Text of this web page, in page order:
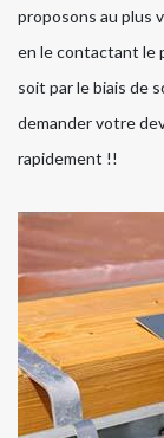
proposons au plus
en le contactant le
soit par le biais de
demander votre
rapidement !!